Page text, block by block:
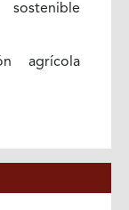
agrícola